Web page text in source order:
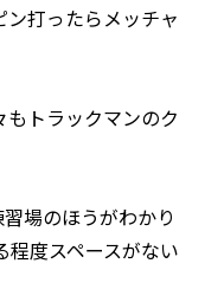
打ったらメッチャ
トラックマンのク
場のほうがわかり
度スペースがない